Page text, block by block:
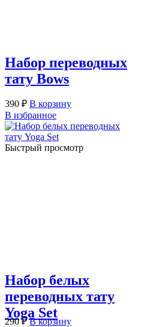
Набор переводных
тату Bows
390 ₽ В корзину
В избранное
Быстрый просмотр
Набор белых
переводных тату
Yoga Set
290₽ В корзину